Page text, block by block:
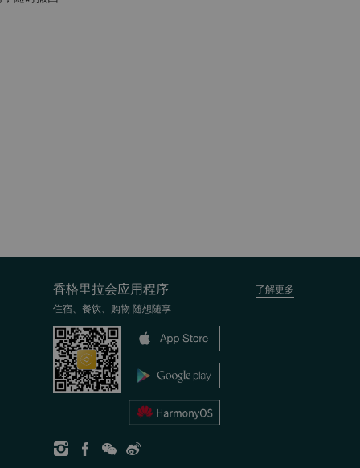
香格里拉会应用程序
了解更多
住宿、餐饮、购物 随想随享